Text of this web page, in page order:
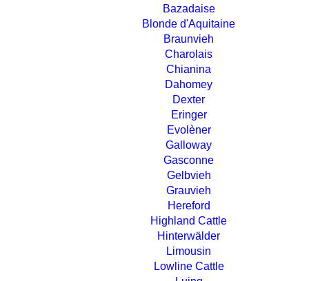
Bazadaise
Blonde d'Aquitaine
Braunvieh
Charolais
Chianina
Dahomey
Dexter
Eringer
Evolèner
Galloway
Gasconne
Gelbvieh
Grauvieh
Hereford
Highland Cattle
Hinterwälder
Limousin
Lowline Cattle